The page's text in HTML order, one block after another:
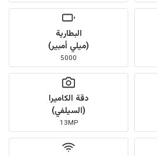
البطارية
(ميلي أمبير)
5000
دقة الكاميرا
(السيلفي)
13MP